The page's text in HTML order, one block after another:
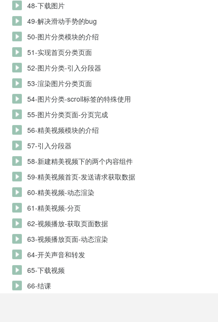
48-下载图片
49-解决滑动手势的bug
50-图片分类模块的介绍
51-实现首页分类页面
52-图片分类-引入分段器
53-渲染图片分类页面
54-图片分类-scroll标签的特殊使用
55-图片分类页面-分页完成
56-精美视频模块的介绍
57-引入分段器
58-新建精美视频下的两个内容组件
59-精美视频首页-发送请求获取数据
60-精美视频-动态渲染
61-精美视频-分页
62-视频播放-获取页面数据
63-视频播放页面-动态渲染
64-开关声音和转发
65-下载视频
66-结课